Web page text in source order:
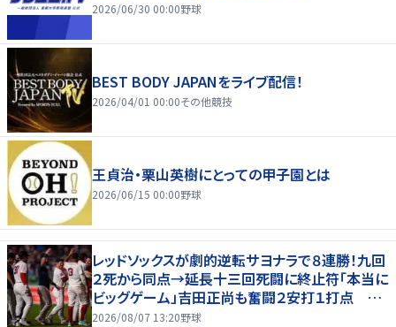
2026/06/30 00:00野球
BEST BODY JAPANをライブ配信！
2026/04/01 00:00その他競技
王貞治・栗山英樹にとっての甲子園とは
2026/06/15 00:00野球
レッドソックスが劇的逆転サヨナラで８連勝！九回
２死から同点→延長十三回死闘に終止符「本当に
ビッグゲーム」吉田正尚も奮闘２安打１打点 本
拠地熱狂
2026/08/07 13:20野球